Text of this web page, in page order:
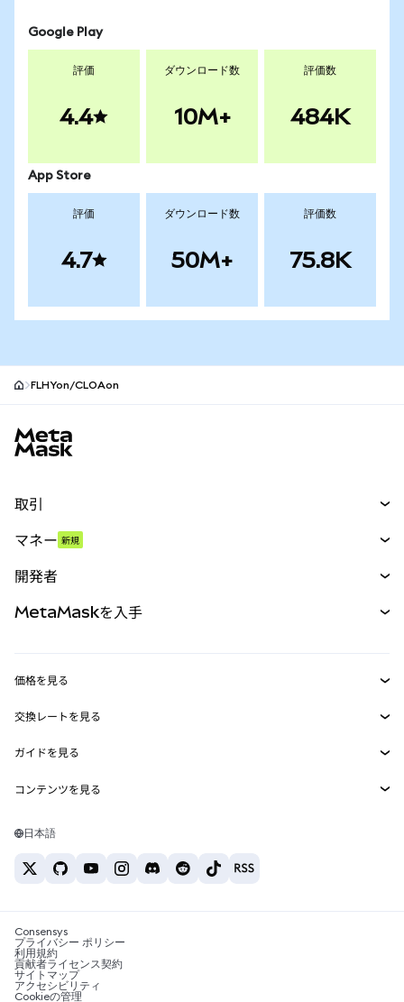
Google Play
評価
4.4
ダウンロード数
10M+
評価数
484K
App Store
評価
4.7
ダウンロード数
50M+
評価数
75.8K
FLHYon/CLOAon
取引
パーペチュアル
RWA
マネー 新規
開発者
MetaMask Connect
Snaps
Web3サービス
MetaMaskを入手
セキュリティ
サポート
キャリア
お問い合わせ
価格を見る
イーサリアムの価格
Solanaの価格
Tetherの価格
交換レートを見る
ETH→USD
USDT→INR
BTC→INR
ETH→USDT
ガイドを見る
ETHの購入
USDTの購入
SHIBの購入
BNBの購入
コンテンツを見る
Solanaウォレット
税制関連ニュース
暗号資産の購入方法は？
ビットコインを売るには？
日本語
Consensys
プライバシー ポリシー
利用規約
貢献者ライセンス契約
サイトマップ
アクセシビリティ
Cookieの管理